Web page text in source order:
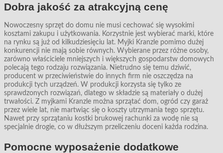
Dobra jakość za atrakcyjną cenę
Nowoczesny sprzęt do domu nie musi cechować się wysokimi
kosztami zakupu i użytkowania. Korzystnie jest wybierać marki, które
na rynku są już od kilkudziesięciu lat. Myjki Kranzle pomimo dużej
konkurencji nie mają sobie równych. Wybierane przez różne osoby,
zarówno właściciele mniejszych i większych gospodarstw domowych
polecają tego rodzaju rozwiązania. Nietrudno się temu dziwić,
producent w przeciwieństwie do innych firm nie oszczędza na
produkcji tych urządzeń. W produkcji korzysta się tylko ze
sprawdzonych rozwiązań, dlatego w składzie są materiały o dużej
trwałości. Z myjkami Kranzle można sprzątać dom, ogród czy garaż
przez wiele lat, nie martwiąc się o koszty utrzymania tego sprzętu.
Nawet przy sprzątaniu kostki brukowej rachunki za wodę nie są
specjalnie drogie, co w dłuższym przeliczeniu doceni każda rodzina.
Pomocne wyposażenie dodatkowe